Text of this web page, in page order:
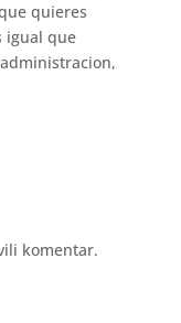
quieres
igual que
komentar.